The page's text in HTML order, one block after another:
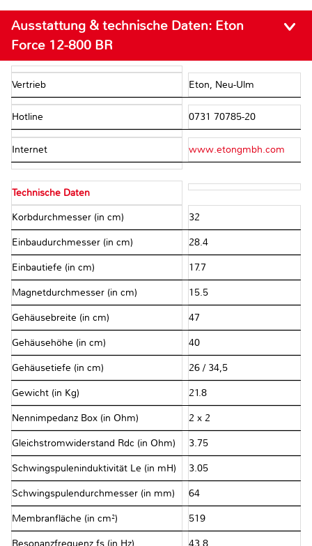
Ausstattung & technische Daten: Eton
Force 12-800 BR
Vertrieb Eton, Neu-Ulm
Hotline 0731 70785-20
Internet www.etongmbh.com
Technische Daten
Korbdurchmesser (in cm) 32
Einbaudurchmesser (in cm) 28.4
Einbautiefe (in cm) 17.7
Magnetdurchmesser (in cm) 15.5
Gehäusebreite (in cm) 47
Gehäusehöhe (in cm) 40
Gehäusetiefe (in cm) 26 / 34,5
Gewicht (in Kg) 21.8
Nennimpedanz Box (in Ohm) 2 x 2
Gleichstromwiderstand Rdc (in Ohm) 3.75
Schwingspuleninduktivität Le (in mH) 3.05
Schwingspulendurchmesser (in mm) 64
Membranfläche (in cm²) 519
Resonanzfrequenz fs (in Hz) 43.8